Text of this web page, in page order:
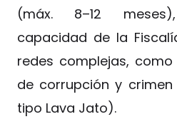
(máx. 8–12
capacidad de la
redes complejas,
de corrupción y
tipo Lava Jato).